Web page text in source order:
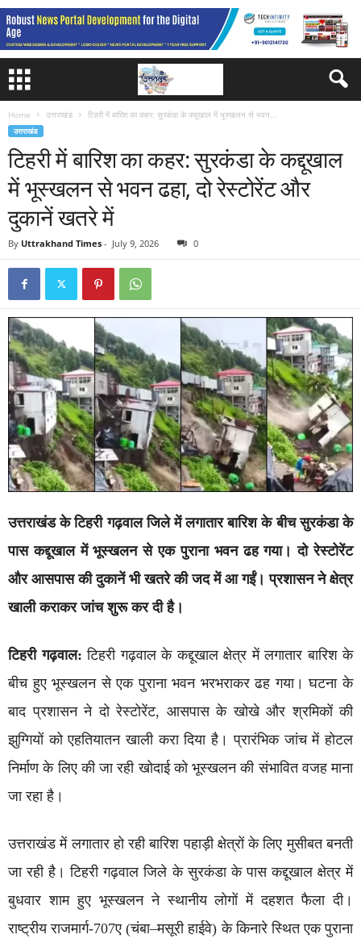
Home उत्तराखंड टिहरी में बारिश का कहर: सुरकंडा के कद्दूखाल में भूस्खलन से भवन...
उत्तराखंड
टिहरी में बारिश का कहर: सुरकंडा के कद्दूखाल
में भूस्खलन से भवन ढहा, दो रेस्टोरेंट और
दुकानें खतरे में
By Uttrakhand Times - July 9, 2026 0
उत्तराखंड के टिहरी गढ़वाल जिले में लगातार बारिश के बीच सुरकंडा के
पास कद्दूखाल में भूस्खलन से एक पुराना भवन ढह गया। दो रेस्टोरेंट
और आसपास की दुकानें भी खतरे की जद में आ गईं। प्रशासन ने क्षेत्र
खाली कराकर जांच शुरू कर दी है।
टिहरी गढ़वाल: टिहरी गढ़वाल के कद्दूखाल क्षेत्र में लगातार बारिश के
बीच हुए भूस्खलन से एक पुराना भवन भरभराकर ढह गया। घटना के
बाद प्रशासन ने दो रेस्टोरेंट, आसपास के खोखे और श्रमिकों की
झुग्गियों को एहतियातन खाली करा दिया है। प्रारंभिक जांच में होटल
निर्माण के लिए की जा रही खोदाई को भूस्खलन की संभावित वजह माना
जा रहा है।
उत्तराखंड में लगातार हो रही बारिश पहाड़ी क्षेत्रों के लिए मुसीबत बनती
जा रही है। टिहरी गढ़वाल जिले के सुरकंडा के पास कद्दूखाल क्षेत्र में
बुधवार शाम हुए भूस्खलन ने स्थानीय लोगों में दहशत फैला दी।
राष्ट्रीय राजमार्ग-707ए (चंबा–मसूरी हाईवे) के किनारे स्थित एक पुराना